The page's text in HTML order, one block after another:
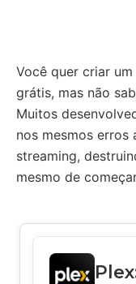
Você quer criar
grátis, mas não
Muitos
nos mesmos erros
streaming,
mesmo de